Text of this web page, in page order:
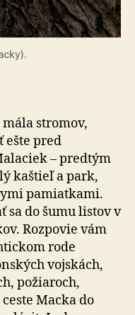
stromov,
ešte pred
– predtým
kaštieľ a park,
pamiatkami.
sa do šumu listov v
Rozpovie vám
rode
vojskách,
požiaroch,
Macka do